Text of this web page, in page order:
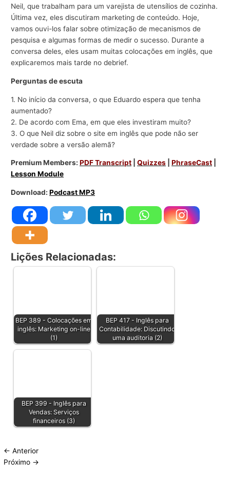
Neil, que trabalham para um varejista de utensílios de cozinha.
Última vez, eles discutiram marketing de conteúdo. Hoje,
vamos ouvi-los falar sobre otimização de mecanismos de
pesquisa e algumas formas de medir o sucesso. Durante a
conversa deles, eles usam muitas colocações em inglês, que
explicaremos mais tarde no debrief.
Perguntas de escuta
1. No início da conversa, o que Eduardo espera que tenha
aumentado?
2. De acordo com Ema, em que eles investiram muito?
3. O que Neil diz sobre o site em inglês que pode não ser
verdade sobre a versão alemã?
Premium Members:PDF Transcript |Quizzes |PhraseCast
Lesson Module
Download:Podcast MP3
Lições Relacionadas:
BEP 389 - Colocações em
inglês: Marketing on-line
(1)
BEP 417 - Inglês para
Contabilidade: Discutindo
uma auditoria (2)
BEP 399 - Inglês para
Vendas: Serviços
financeiros (3)
← Anterior
Próximo →